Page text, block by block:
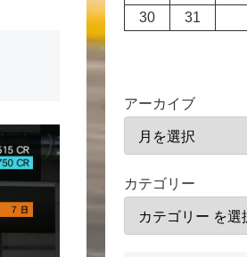
30
31
アーカイブ
カテゴリー